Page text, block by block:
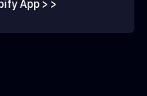
App > >